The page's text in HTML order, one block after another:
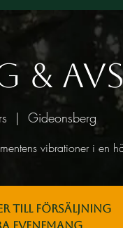
&
  |
Gideonsberg
vibrationer i en
till försäljning